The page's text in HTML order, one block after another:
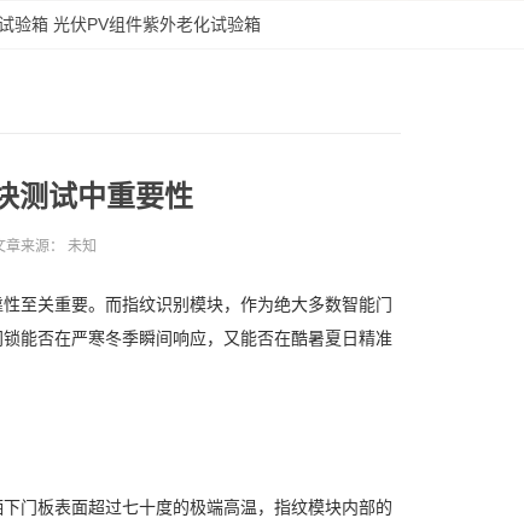
验箱 光伏PV组件紫外老化试验箱
测试中重要性
章来源： 未知
至关重要。而指纹识别模块，作为绝大多数智能门
能否在严寒冬季瞬间响应，又能否在酷暑夏日精准
门板表面超过七十度的极端高温，指纹模块内部的